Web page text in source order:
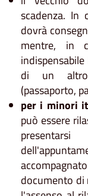
scadenza. In
dovrà
mentre, in
di un altro
(passaporto,
per i minori
può essere
documento di